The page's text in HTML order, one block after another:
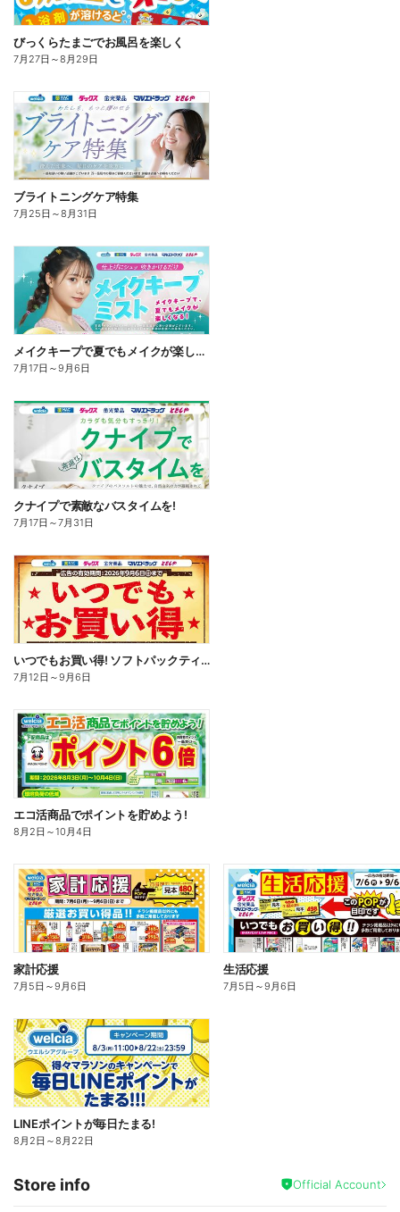
びっくらたまごでお風呂を楽しく
7月27日 ～8月29日
ブライトニングケア特集
7月25日 ～8月31日
メイクキープで夏でもメイクが楽しくなる!
7月17日 ～9月6日
クナイプで素敵なバスタイムを!
7月17日 ～7月31日
いつでもお買い得! ソフトパックティッシュ
7月12日 ～9月6日
エコ活商品でポイントを貯めよう!
8月2日 ～10月4日
家計応援
7月5日 ～9月6日
生活応援
7月5日 ～9月6日
LINEポイントが毎日たまる!
8月2日 ～8月22日
Store info Official Account